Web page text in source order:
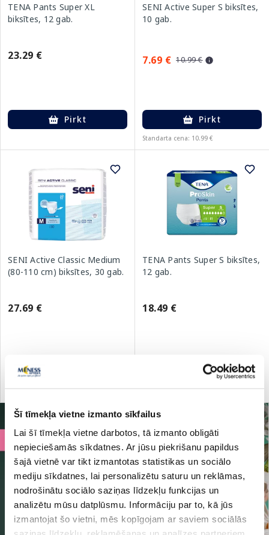
Šī tīmekļa vietne izmanto sīkfailus
Lai šī tīmekļa vietne darbotos, tā izmanto obligāti
nepieciešamās sīkdatnes. Ar jūsu piekrišanu papildus
šajā vietnē var tikt izmantotas statistikas un sociālo
mediju sīkdatnes, lai personalizētu saturu un reklāmas,
nodrošinātu sociālo saziņas līdzekļu funkcijas un
analizētu mūsu datplūsmu. Informāciju par to, kā jūs
izmantojat šo vietni, mēs kopīgojam ar saviem sociālās
TENA Pants Super XL
biksītes, 12 gab.
23.29 €
Pirkt
SENI Active Super S biksītes,
10 gab.
7.69 € 10.99 €
Pirkt
Standarta cena: 10.99 €
SENI Active Classic Medium
(80-110 cm) biksītes, 30 gab.
27.69 €
TENA Pants Super S biksītes,
12 gab.
18.49 €